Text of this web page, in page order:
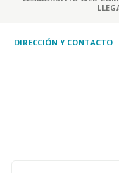
DIRECCIÓN Y CONTACTO